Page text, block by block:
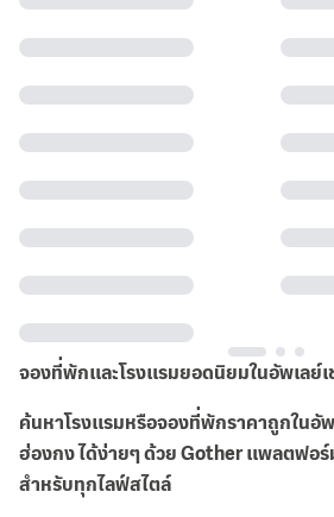
จองที่พักและโรงแรมยอดนิยมในอัพเลย์
ค้นหาโรงแรมหรือจองที่พักราคาถูกในอั
ฮ่องกง ได้ง่ายๆ ด้วย Gother แพลตฟอ
สำหรับทุกไลฟ์สไตล์